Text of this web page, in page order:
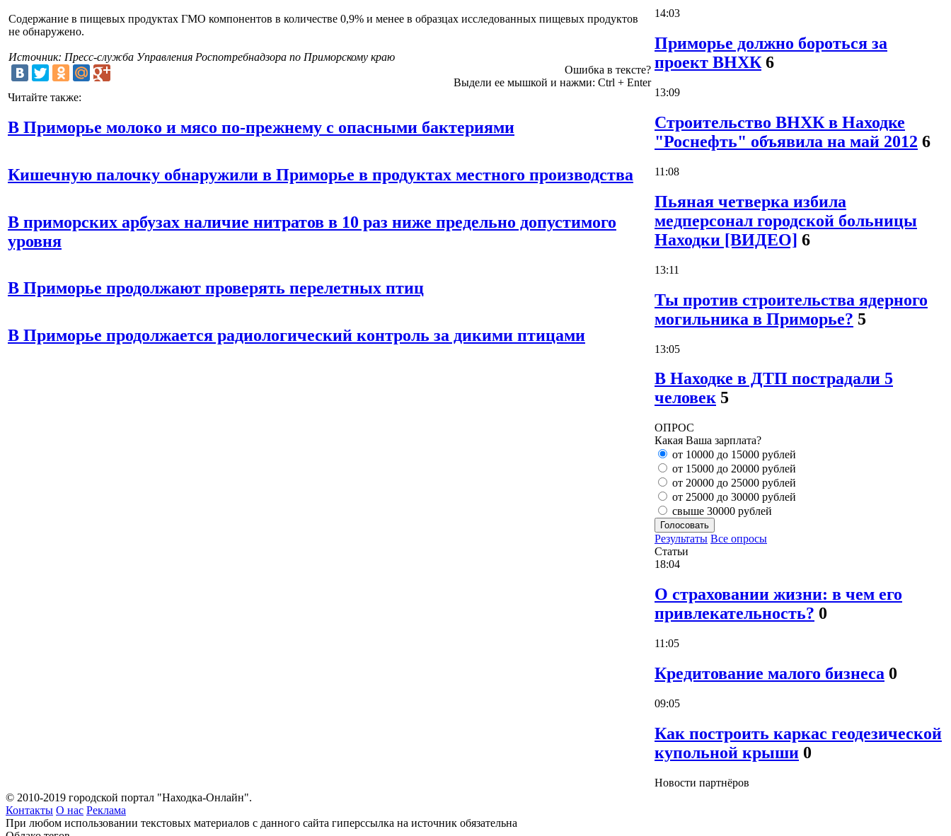
Содержание в пищевых продуктах ГМО компонентов в количестве 0,9% и менее в образцах исследованных пищевых продуктов
не обнаружено.
Источник: Пресс-служба Управления Роспотребнадзора по Приморскому краю
Ошибка в тексте?
Выдели ее мышкой и нажми: Ctrl + Enter
Читайте также:
В Приморье молоко и мясо по-прежнему с опасными бактериями
Кишечную палочку обнаружили в Приморье в продуктах местного производства
В приморских арбузах наличие нитратов в 10 раз ниже предельно допустимого
уровня
В Приморье продолжают проверять перелетных птиц
В Приморье продолжается радиологический контроль за дикими птицами
14:03
Приморье должно бороться за
проект ВНХК 6
13:09
Строительство ВНХК в Находке
"Роснефть" объявила на май 2012 6
11:08
Пьяная четверка избила
медперсонал городской больницы
Находки [ВИДЕО] 6
13:11
Ты против строительства ядерного
могильника в Приморье? 5
13:05
В Находке в ДТП пострадали 5
человек 5
ОПРОС
Какая Ваша зарплата?
от 10000 до 15000 рублей
от 15000 до 20000 рублей
от 20000 до 25000 рублей
от 25000 до 30000 рублей
свыше 30000 рублей
Голосовать
Результаты Все опросы
Статьи
18:04
О страховании жизни: в чем его
привлекательность? 0
11:05
Кредитование малого бизнеса 0
09:05
Как построить каркас геодезической
купольной крыши 0
Новости партнёров
© 2010-2019 городской портал "Находка-Онлайн".
Контакты О нас Реклама
При любом использовании текстовых материалов с данного сайта гиперссылка на источник обязательна